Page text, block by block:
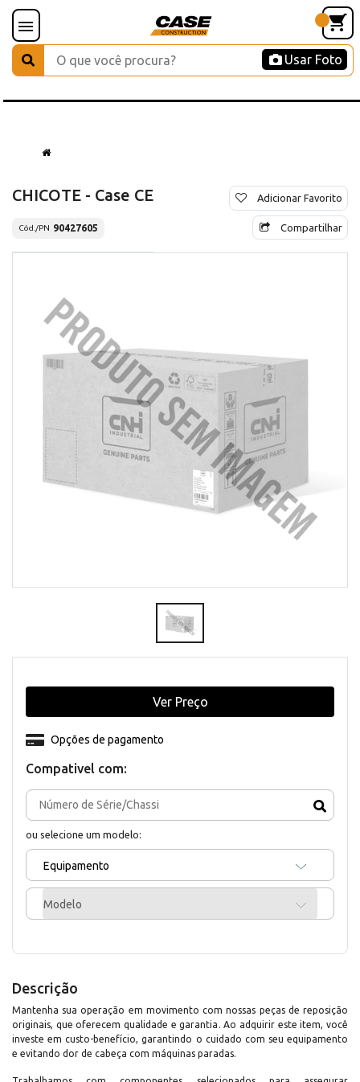
Usar Foto
CHICOTE - Case CE
Cód./PN 90427605
Adicionar Favorito
Compartilhar
Compativel com:
ou selecione um modelo:
Equipamento
Modelo
Opções de pagamento
Ver Preço
Descrição
Mantenha sua operação em movimento com nossas peças de reposição
originais, que oferecem qualidade e garantia. Ao adquirir este item, você
investe em custo-benefício, garantindo o cuidado com seu equipamento
e evitando dor de cabeça com máquinas paradas.